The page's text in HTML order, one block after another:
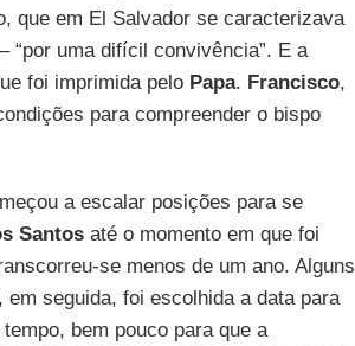
que em El Salvador se caracterizava
uma difícil convivência”. E a
foi imprimida pelo Papa. Francisco,
para compreender o bispo
a escalar posições para se
Santosaté o momento em que foi
se menos de um ano. Alguns
seguida, foi escolhida a data para
bem pouco para que a